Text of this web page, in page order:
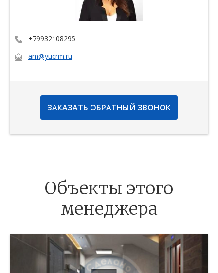
+79932108295
am@yucrm.ru
ЗАКАЗАТЬ ОБРАТНЫЙ ЗВОНОК
Объекты этого
менеджера